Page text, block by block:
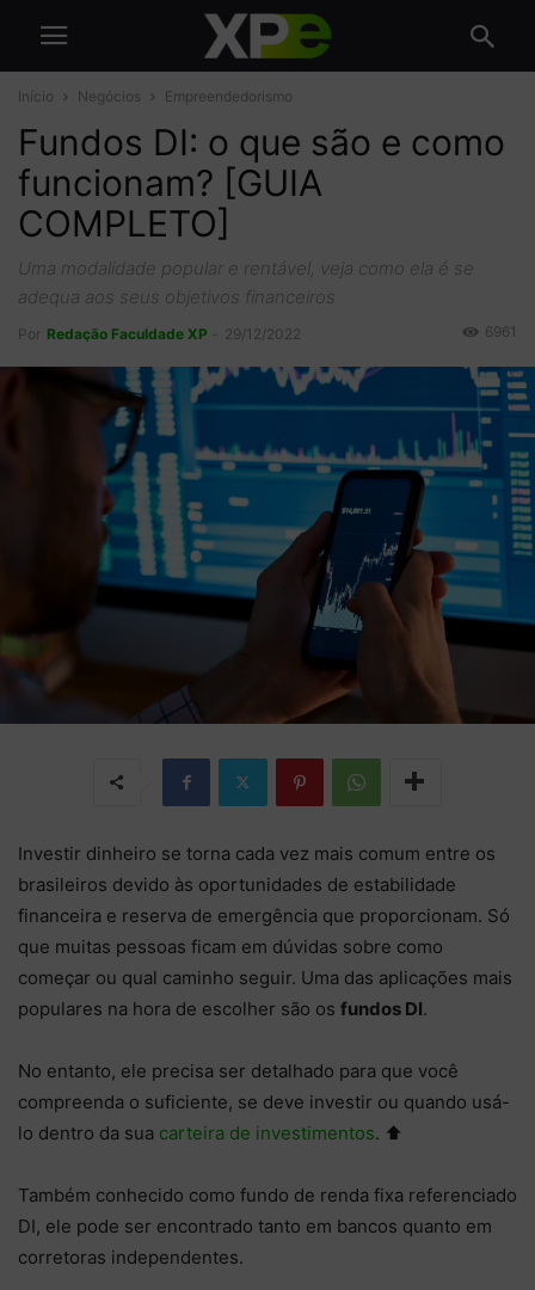
Início Negócios Empreendedorismo
Fundos DI: o que são e como
funcionam? [GUIA
COMPLETO]
Uma modalidade popular e rentável, veja como ela é se
adequa aos seus objetivos financeiros
Por Redação Faculdade XP 29/12/2022 6961
Investir dinheiro se torna cada vez mais comum entre os
brasileiros devido às oportunidades de estabilidade
financeira e reserva de emergência que proporcionam. Só
que muitas pessoas ficam em dúvidas sobre como
começar ou qual caminho seguir. Uma das aplicações mais
populares na hora de escolher são os fundos DI.
No entanto, ele precisa ser detalhado para que você
compreenda o suficiente, se deve investir ou quando usá-
lo dentro da sua carteira de investimentos. ⬆️
Também conhecido como fundo de renda fixa referenciado
DI, ele pode ser encontrado tanto em bancos quanto em
corretoras independentes.